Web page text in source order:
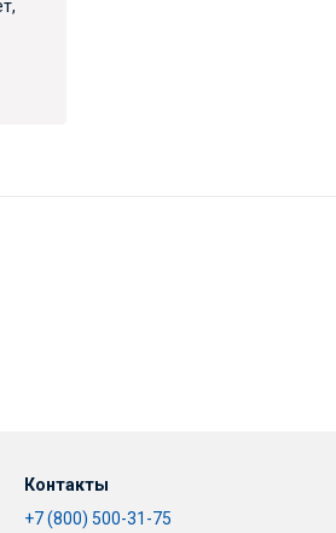
Контакты
+7 (800) 500-31-75